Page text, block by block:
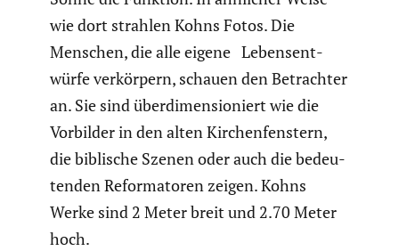
wie dort strahlen Kohns Fotos. Die
Menschen, die alle eigene Lebens­ent­
würfe verkör­pern, schauen den Betrachter
an. Sie sind überdi­men­sio­niert wie die
Vorbilder in den alten Kirchen­fens­tern,
die biblische Szenen oder auch die bedeu­
tenden Refor­ma­toren zeigen. Kohns
Werke sind 2 Meter breit und 2.70 Meter
hoch.